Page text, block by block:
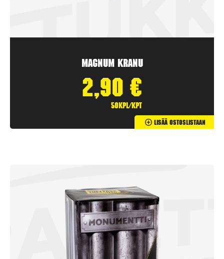
Magnum Kranu
2,90 €
50kpl/kpt
Lisää Ostoslistaan